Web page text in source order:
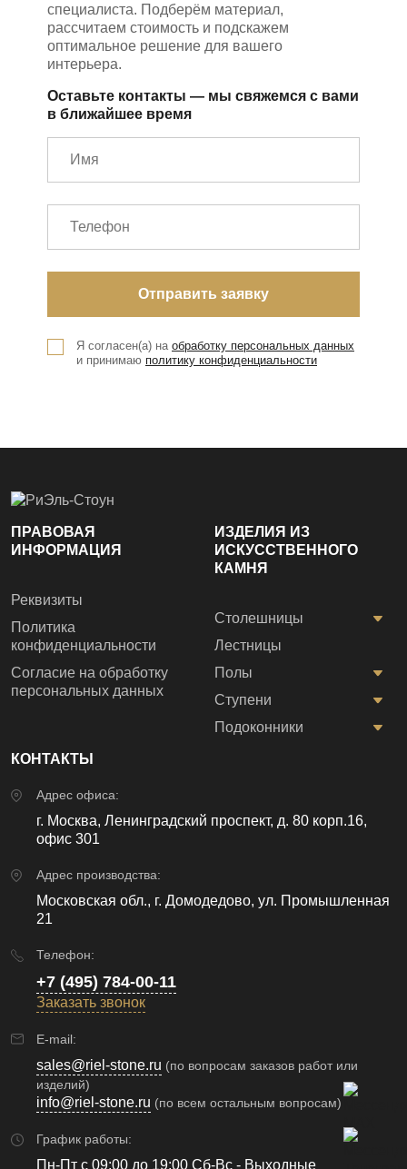
специалиста. Подберём материал,
рассчитаем стоимость и подскажем
оптимальное решение для вашего
интерьера.
Оставьте контакты — мы свяжемся с вами
в ближайшее время
Я согласен(а) на обработку персональных данных
и принимаю политику конфиденциальности
ПРАВОВАЯ
ИНФОРМАЦИЯ
Реквизиты
Политика
конфиденциальности
Согласие на обработку
персональных данных
ИЗДЕЛИЯ ИЗ
ИСКУССТВЕННОГО
КАМНЯ
Столешницы
Лестницы
Полы
Ступени
Подоконники
КОНТАКТЫ
Адрес офиса:
г. Москва, Ленинградский проспект, д. 80 корп.16,
офис 301
Адрес производства:
Московская обл., г. Домодедово, ул. Промышленная
21
Телефон:
+7 (495) 784-00-11
Заказать звонок
E-mail:
sales@riel-stone.ru (по вопросам заказов работ или
изделий)
info@riel-stone.ru (по всем остальным вопросам)
График работы:
Пн-Пт с 09:00 до 19:00 Сб-Вс - Выходные